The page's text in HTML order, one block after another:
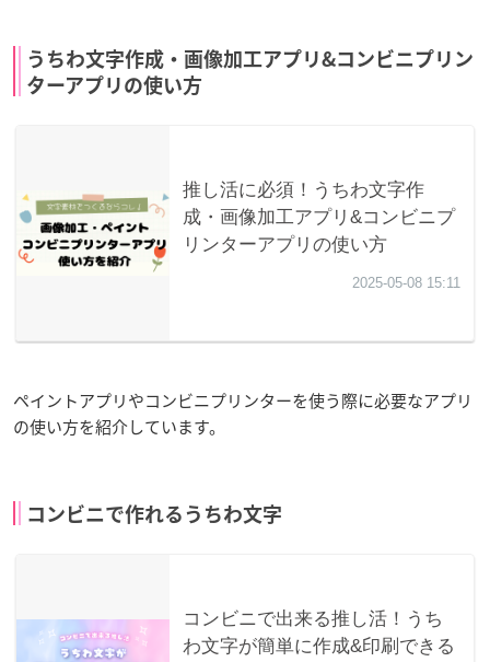
うちわ文字作成・画像加工アプリ&コンビニプリン
ターアプリの使い方
ペイントアプリやコンビニプリンターを使う際に必要なアプリ
の使い方を紹介しています。
コンビニで作れるうちわ文字